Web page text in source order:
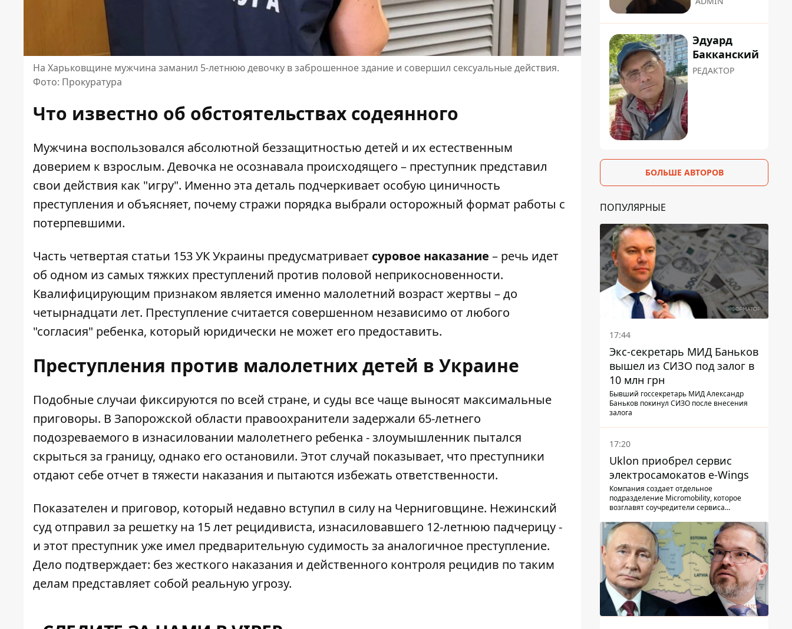
На Харьковщине мужчина заманил 5-летнюю девочку в заброшенное здание и совершил сексуальные действия.
Фото: Прокуратура
Что известно об обстоятельствах содеянного
Мужчина воспользовался абсолютной беззащитностью детей и их естественным
доверием к взрослым. Девочка не осознавала происходящего – преступник представил
свои действия как "игру". Именно эта деталь подчеркивает особую циничность
преступления и объясняет, почему стражи порядка выбрали осторожный формат работы с
потерпевшими.
Часть четвертая статьи 153 УК Украины предусматривает суровое наказание – речь идет
об одном из самых тяжких преступлений против половой неприкосновенности.
Квалифицирующим признаком является именно малолетний возраст жертвы – до
четырнадцати лет. Преступление считается совершенном независимо от любого
"согласия" ребенка, который юридически не может его предоставить.
Преступления против малолетних детей в Украине
Подобные случаи фиксируются по всей стране, и суды все чаще выносят максимальные
приговоры. В Запорожской области правоохранители задержали 65-летнего
подозреваемого в изнасиловании малолетнего ребенка - злоумышленник пытался
скрыться за границу, однако его остановили. Этот случай показывает, что преступники
отдают себе отчет в тяжести наказания и пытаются избежать ответственности.
Показателен и приговор, который недавно вступил в силу на Черниговщине. Нежинский
суд отправил за решетку на 15 лет рецидивиста, изнасиловавшего 12-летнюю падчерицу-
и этот преступник уже имел предварительную судимость за аналогичное преступление.
Дело подтверждает: без жесткого наказания и действенного контроля рецидив по таким
делам представляет собой реальную угрозу.
Эдуард
Бакканский
РЕДАКТОР
БОЛЬШЕ АВТОРОВ
ПОПУЛЯРНЫЕ
17:44
Экс-секретарь МИД Баньков
вышел из СИЗО под залог в
10 млн грн
Бывший госсекретарь МИД Александр
Баньков покинул СИЗО после внесения
залога
17:20
Uklon приобрел сервис
электросамокатов e-Wings
Компания создает отдельное
подразделение Micromobility, которое
возглавят соучредители сервиса